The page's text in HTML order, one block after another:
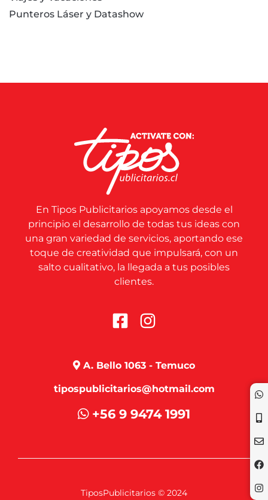
Punteros Láser y Datashow
En Tipos Publicitarios apoyamos desde el
principio el desarrollo de todas tus ideas con
una gran variedad de servicios, aportando ese
toque de creatividad que impulsará, con un
salto cualitativo, la llegada a tus posibles
clientes.
A. Bello 1063 - Temuco
tipospublicitarios@hotmail.com
+56 9 9474 1991
TiposPublicitarios © 2024